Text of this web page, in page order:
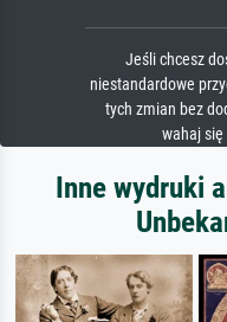
Jeśli chcesz
niestandardowe
tych zmian bez
wahaj
Inne wydruki